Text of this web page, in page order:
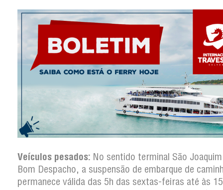
Veículos pesados: No sentido terminal São
Bom Despacho, a suspensão de embarque de
permanece válida das 5h das sextas-feiras até às